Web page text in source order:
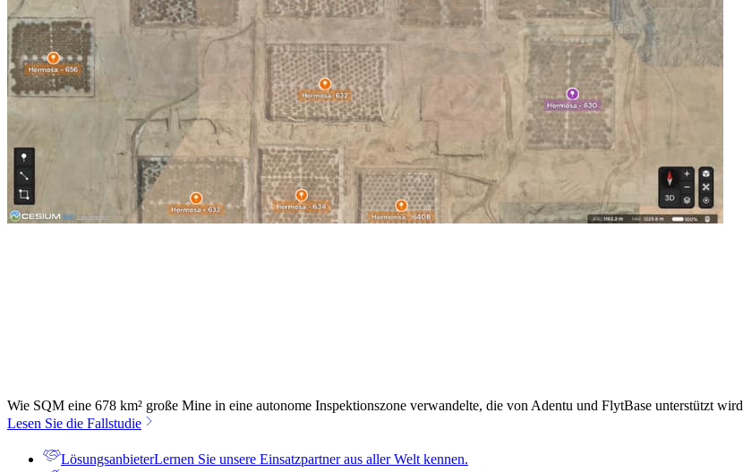
Wie SQM eine 678 km² große Mine in eine autonome Inspektionszone verwandelte, die von Adentu und FlytBase unterstützt wird
Lesen Sie die Fallstudie
LösungsanbieterLernen Sie unsere Einsatzpartner aus aller Welt kennen.